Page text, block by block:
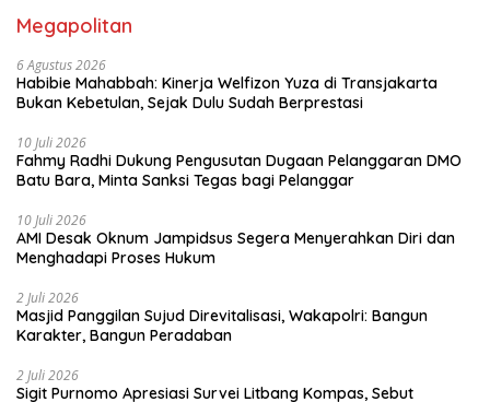
Megapolitan
6 Agustus 2026
Habibie Mahabbah: Kinerja Welfizon Yuza di Transjakarta
Bukan Kebetulan, Sejak Dulu Sudah Berprestasi
10 Juli 2026
Fahmy Radhi Dukung Pengusutan Dugaan Pelanggaran DMO
Batu Bara, Minta Sanksi Tegas bagi Pelanggar
10 Juli 2026
AMI Desak Oknum Jampidsus Segera Menyerahkan Diri dan
Menghadapi Proses Hukum
2 Juli 2026
Masjid Panggilan Sujud Direvitalisasi, Wakapolri: Bangun
Karakter, Bangun Peradaban
2 Juli 2026
Sigit Purnomo Apresiasi Survei Litbang Kompas, Sebut